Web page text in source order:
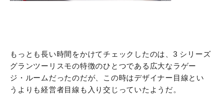
もっとも長い時間をかけてチェックしたのは、3 シリーズ
グランツーリスモの特徴のひとつである広大なラゲー
ジ・ルームだったのだが、この時はデザイナー目線とい
うよりも経営者目線も入り交じっていたようだ。